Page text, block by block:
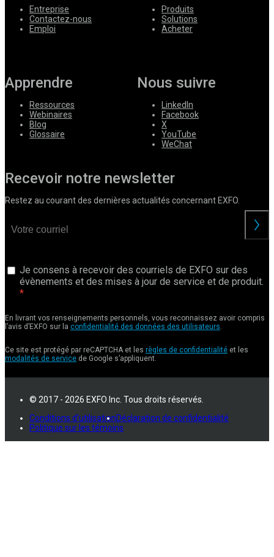
Entreprise
Contactez-nous
Emploi
Produits
Solutions
Acheter
Apprendre
Ressources
Webinaires
Blog
Glossaire
Nous suivre
LinkedIn
Facebook
X
YouTube
WeChat
Recevoir notre newsletter
Restez au courant des dernières actualités concernant EXFO.
Je consens à recevoir des courriels de EXFO sur des
évènements et des mises à jour de service et de produit.
En livrant vos renseignements personnels, vous reconnaissez avoir compris
l’avis d’EXFO sur la confidentialité des données des utilisateurs.
Ce site est protégé par reCAPTCHA et les règles de confidentialité et les
modalités de service de Google s’appliquent.
© 2017 - 2026 EXFO Inc. Tous droits réservés.
Conditions d'utilisationDéclaration de confidentialité
Politique sur les témoins